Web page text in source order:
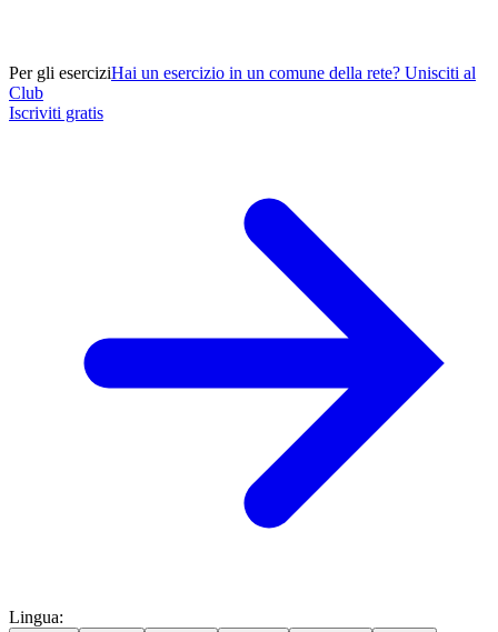
Per gli eserciziHai un esercizio in un comune della rete? Unisciti al
Club
Iscriviti gratis
Lingua: